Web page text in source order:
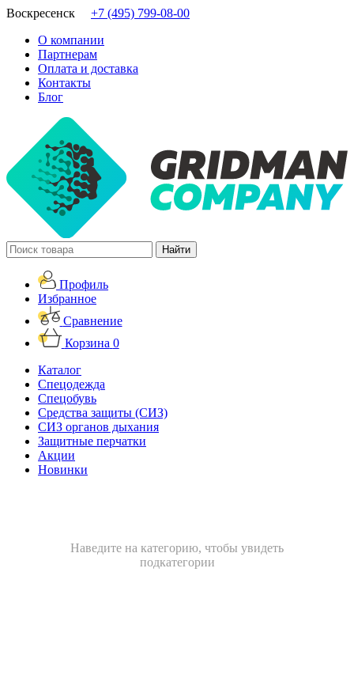
Воскресенск
+7 (495) 799-08-00
О компании
Партнерам
Оплата и доставка
Контакты
Блог
Профиль
Избранное
Сравнение
Корзина 0
Каталог
Спецодежда
Спецобувь
Средства защиты (СИЗ)
СИЗ органов дыхания
Защитные перчатки
Акции
Новинки
Наведите на категорию, чтобы увидеть
подкатегории